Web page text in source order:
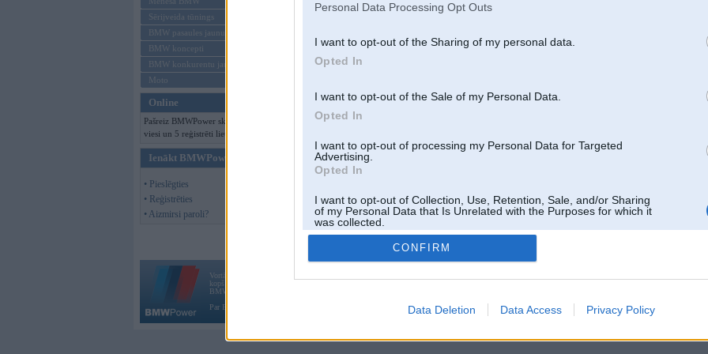
Personal Data Processing Opt Outs
I want to opt-out of the Sharing of my personal data.
Opted In
I want to opt-out of the Sale of my Personal Data.
Opted In
I want to opt-out of processing my Personal Data for Targeted
Advertising.
Opted In
I want to opt-out of Collection, Use, Retention, Sale, and/or Sharing
of my Personal Data that Is Unrelated with the Purposes for which it
was collected.
Opted Out
CONFIRM
Data Deletion Data Access Privacy Policy
Sērijveida tūnings
BMW pasaules jaunumi
BMW koncepti
BMW konkurentu jaunumi
Moto
Online
Pašreiz BMWPower skatās 110
viesi un 5 reģistrēti lietotāji.
Ienākt BMWPower
• Pieslēgties
• Reģistrēties
• Aizmirsi paroli?
Vortāls BMWPower.lv darbojas
kopš 2002. gada 14. maija. Tas nav auto klubs un nav saistīts ar
BMW AG.
Par BMWPower